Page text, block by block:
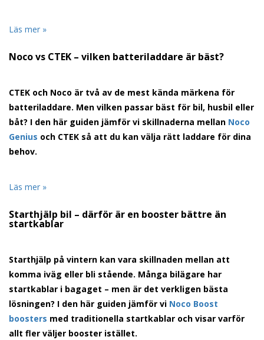
Läs mer »
Noco vs CTEK – vilken batteriladdare är bäst?
CTEK och Noco är två av de mest kända märkena för
batteriladdare. Men vilken passar bäst för bil, husbil eller
båt? I den här guiden jämför vi skillnaderna mellan Noco
Genius och CTEK så att du kan välja rätt laddare för dina
behov.
Läs mer »
Starthjälp bil – därför är en booster bättre än
startkablar
Starthjälp på vintern kan vara skillnaden mellan att
komma iväg eller bli stående. Många bilägare har
startkablar i bagaget – men är det verkligen bästa
lösningen? I den här guiden jämför vi Noco Boost
boosters med traditionella startkablar och visar varför
allt fler väljer booster istället.